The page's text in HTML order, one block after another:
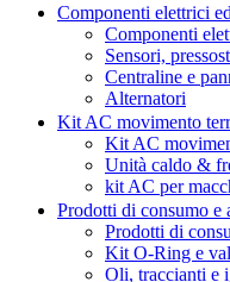
Componenti elettrici
Componenti
Sensori,
Centraline e
Alternatori
Kit AC movimento
Kit AC
Unità caldo &
kit AC per
Prodotti di consumo e
Prodotti di
Kit O-Ring e
Oli, traccianti e